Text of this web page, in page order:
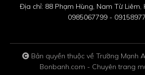
Địa chỉ: 88 Phạm Hùng, Nam Từ Liêm,
0985067799 -
Bản quyền thuộc về Trường Mạnh
Bonbanh.com - Chuyên trang